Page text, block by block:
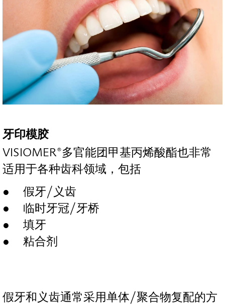
牙印模胶
VISIOMER®多官能团甲基丙烯酸酯也非常
适用于各种齿科领域，包括
假牙/义齿
临时牙冠/牙桥
填牙
粘合剂
假牙和义齿通常采用单体/聚合物复配的方